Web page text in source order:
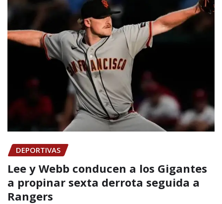
DEPORTIVAS
Lee y Webb conducen a los Gigantes
a propinar sexta derrota seguida a
Rangers